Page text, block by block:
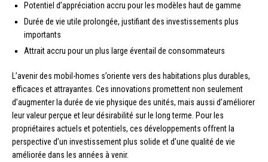
Potentiel d’appréciation accru pour les modèles haut de gamme
Durée de vie utile prolongée, justifiant des investissements plus
importants
Attrait accru pour un plus large éventail de consommateurs
L’avenir des mobil-homes s’oriente vers des habitations plus durables,
efficaces et attrayantes. Ces innovations promettent non seulement
d’augmenter la durée de vie physique des unités, mais aussi d’améliorer
leur valeur perçue et leur désirabilité sur le long terme. Pour les
propriétaires actuels et potentiels, ces développements offrent la
perspective d’un investissement plus solide et d’une qualité de vie
améliorée dans les années à venir.